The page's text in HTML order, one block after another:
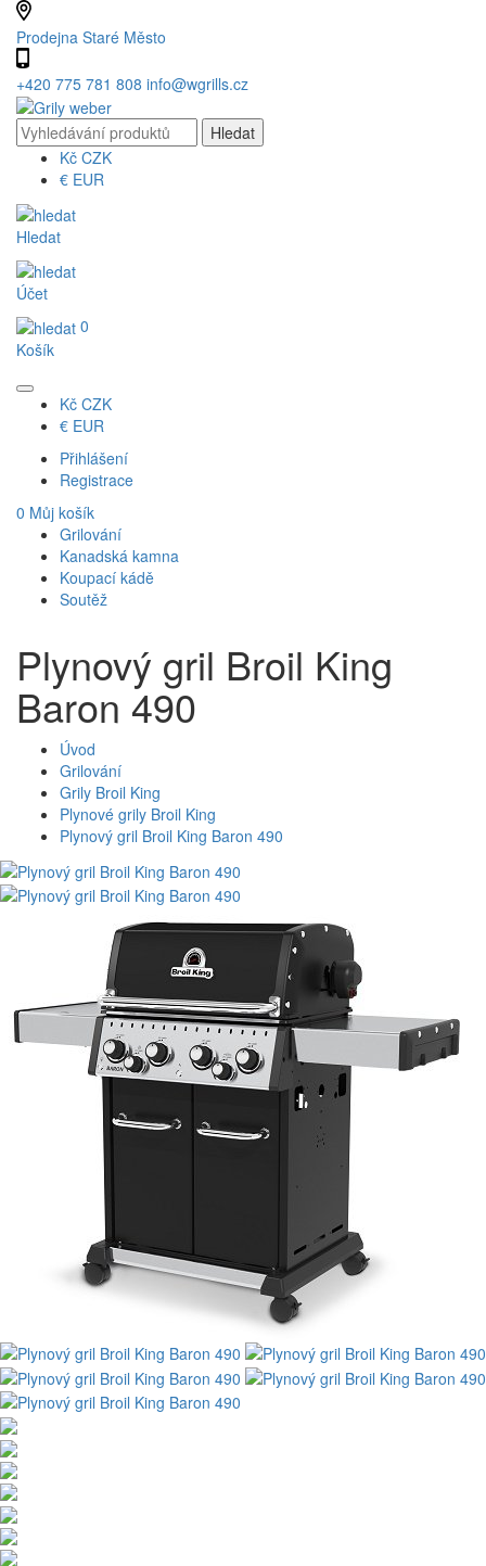
Prodejna Staré Město
+420 775 781 808 info@wgrills.cz
Kč CZK
€ EUR
Hledat
Účet
0
Košík
Kč CZK
€ EUR
Přihlášení
Registrace
0 Můj košík
Grilování
Kanadská kamna
Koupací kádě
Soutěž
Plynový gril Broil King
Baron 490
Úvod
Grilování
Grily Broil King
Plynové grily Broil King
Plynový gril Broil King Baron 490